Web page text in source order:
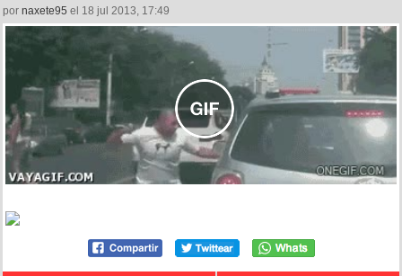
por naxete95 el 18 jul 2013, 17:49